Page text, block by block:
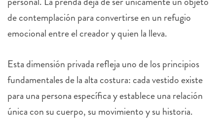
de contemplación para convertirse en un refugio
emocional entre el creador y quien la lleva.
fundamentales de la alta costura: cada vestido existe
para una persona específica y establece una relación
única con su cuerpo, su movimiento y su historia.